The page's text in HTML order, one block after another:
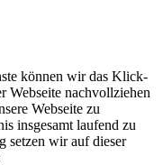
können wir das Klick-
Webseite nachvollziehen
Webseite zu
insgesamt laufend zu
setzen wir auf dieser